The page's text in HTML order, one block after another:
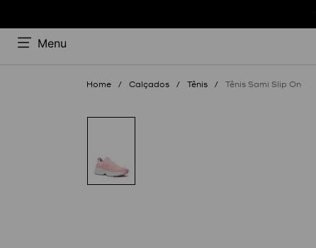
Menu
Calçados Tênis Tênis Sami Slip On